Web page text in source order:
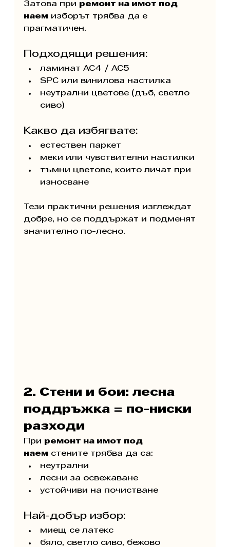
Затова при ремонт на имот под
наем изборът трябва да е
прагматичен.
Подходящи решения:
ламинат AC4 / AC5
SPC или винилова настилка
неутрални цветове (дъб, светло
сиво)
Какво да избягвате:
естествен паркет
меки или чувствителни настилки
тъмни цветове, които личат при
износване
Тези практични решения изглеждат
добре, но се поддържат и подменят
значително по-лесно.
2. Стени и бои: лесна
поддръжка = по-ниски
разходи
При ремонт на имот под
наем стените трябва да са:
неутрални
лесни за освежаване
устойчиви на почистване
Най-добър избор:
миещ се латекс
бяло, светло сиво, бежово